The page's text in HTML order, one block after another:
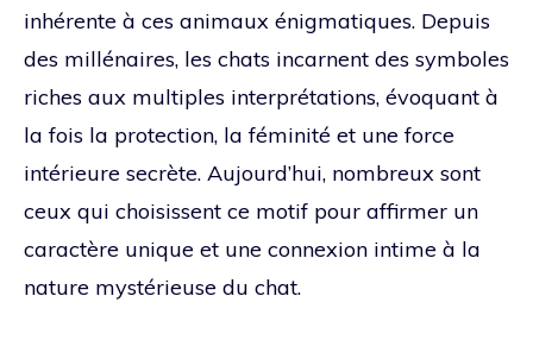
inhérente à ces animaux énigmatiques. Depuis
des millénaires, les chats incarnent des symboles
riches aux multiples interprétations, évoquant à
la fois la protection, la féminité et une force
intérieure secrète. Aujourd’hui, nombreux sont
ceux qui choisissent ce motif pour affirmer un
caractère unique et une connexion intime à la
nature mystérieuse du chat.